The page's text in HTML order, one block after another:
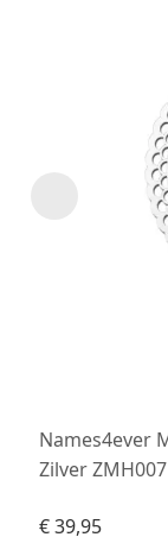
Names4ever
Zilver ZMH007
€39,95